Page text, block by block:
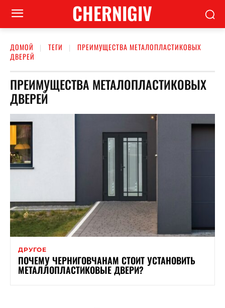
CHERNIGIV
ДОМОЙ ТЕГИ
ПРЕИМУЩЕСТВА МЕТАЛОПЛАСТИКОВЫХ
ДВЕРЕЙ
ПРЕИМУЩЕСТВА МЕТАЛОПЛАСТИКОВЫХ
ДВЕРЕЙ
ДРУГОЕ
ПОЧЕМУ ЧЕРНИГОВЧАНАМ СТОИТ УСТАНОВИТЬ
МЕТАЛЛОПЛАСТИКОВЫЕ ДВЕРИ?